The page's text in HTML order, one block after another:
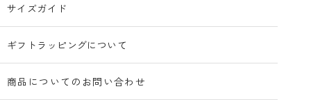
サイズガイド
ギフトラッピングについて
商品についてのお問い合わせ